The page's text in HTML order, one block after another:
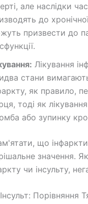
але наслідки
до
призвести до
Лікування
стани
як правило,
тоді як
або зупинку
що інфаркти
значення.
чи інсульту,
Порівняння